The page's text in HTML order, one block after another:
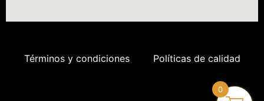
Términos y condiciones Políticas de calidad
0